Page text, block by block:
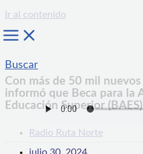
Ir al contenido
Buscar
Con más de 50 mil
informó que Beca para la
Educación Superior
Radio Ruta Norte